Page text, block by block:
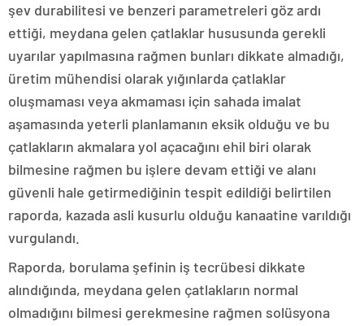
şev durabilitesi ve benzeri parametreleri göz ardı
ettiği, meydana gelen çatlaklar hususunda gerekli
uyarılar yapılmasına rağmen bunları dikkate almadığı,
üretim mühendisi olarak yığınlarda çatlaklar
oluşmaması veya akmaması için sahada imalat
aşamasında yeterli planlamanın eksik olduğu ve bu
çatlakların akmalara yol açacağını ehil biri olarak
bilmesine rağmen bu işlere devam ettiği ve alanı
güvenli hale getirmediğinin tespit edildiği belirtilen
raporda, kazada asli kusurlu olduğu kanaatine varıldığı
vurgulandı.
Raporda, borulama şefinin iş tecrübesi dikkate
alındığında, meydana gelen çatlakların normal
olmadığını bilmesi gerekmesine rağmen solüsyona